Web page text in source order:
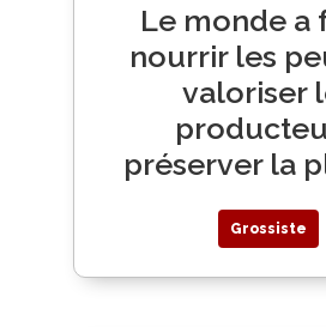
Le monde a
nourrir les
valoriser
préserver la
Grossiste